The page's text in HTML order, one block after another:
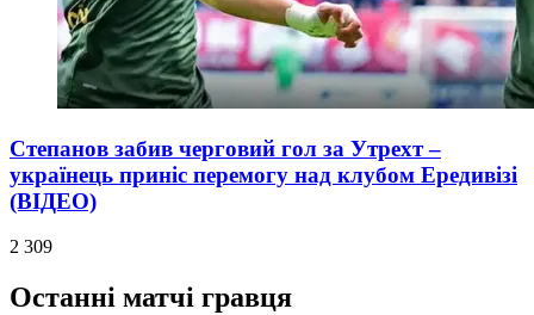
Степанов забив черговий гол за Утрехт –
українець приніс перемогу над клубом Ередивізі
(ВІДЕО)
2 309
Останні матчі гравця